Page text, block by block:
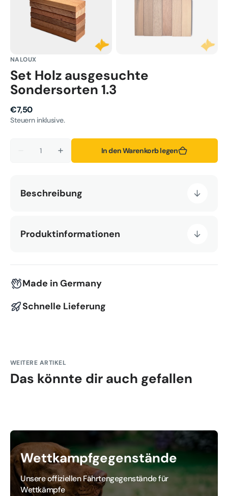
NALOUX
Set Holz ausgesuchte
Sondersorten 1.3
Normaler
Preis
€7,50
Steuern inklusive.
Verringere
Holz
Erhöhe
Holz
ausgesuchte
In den Warenkorb legen
Beschreibung
Produktinformationen
Made in Germany
Schnelle Lieferung
WEITERE ARTIKEL
Das könnte dir auch gefallen
Wettkampfgegenstände
Unsere offiziellen Fährtengegenstände für
Wettkämpfe